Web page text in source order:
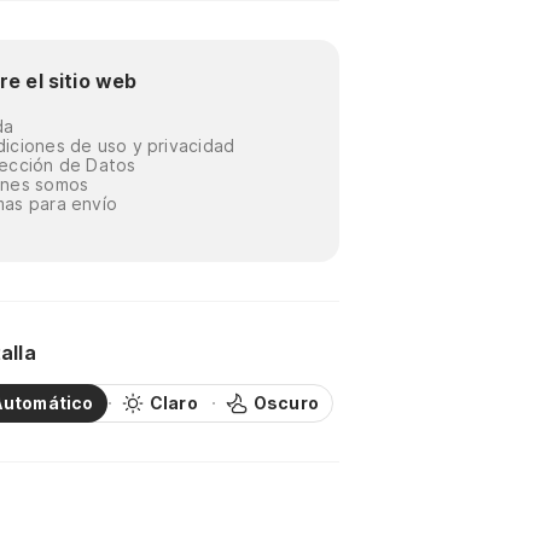
el sitio web
de uso y privacidad
de Datos
somos
para envío
Claro Oscuro